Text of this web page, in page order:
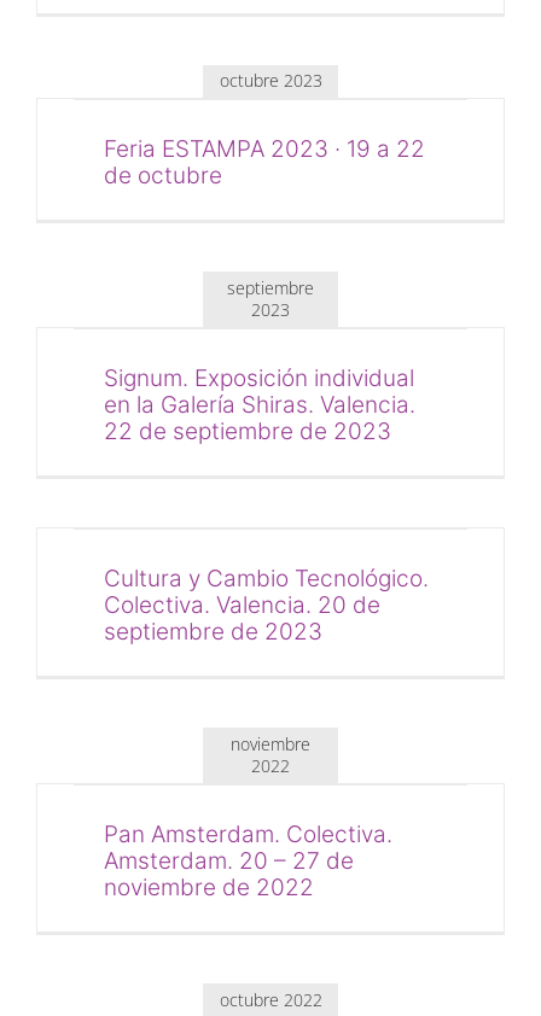
octubre 2023
Feria ESTAMPA 2023 · 19 a 22
de octubre
septiembre
2023
Signum. Exposición individual
en la Galería Shiras. Valencia.
22 de septiembre de 2023
Cultura y Cambio Tecnológico.
Colectiva. Valencia. 20 de
septiembre de 2023
noviembre
2022
Pan Amsterdam. Colectiva.
Amsterdam. 20 – 27 de
noviembre de 2022
octubre 2022